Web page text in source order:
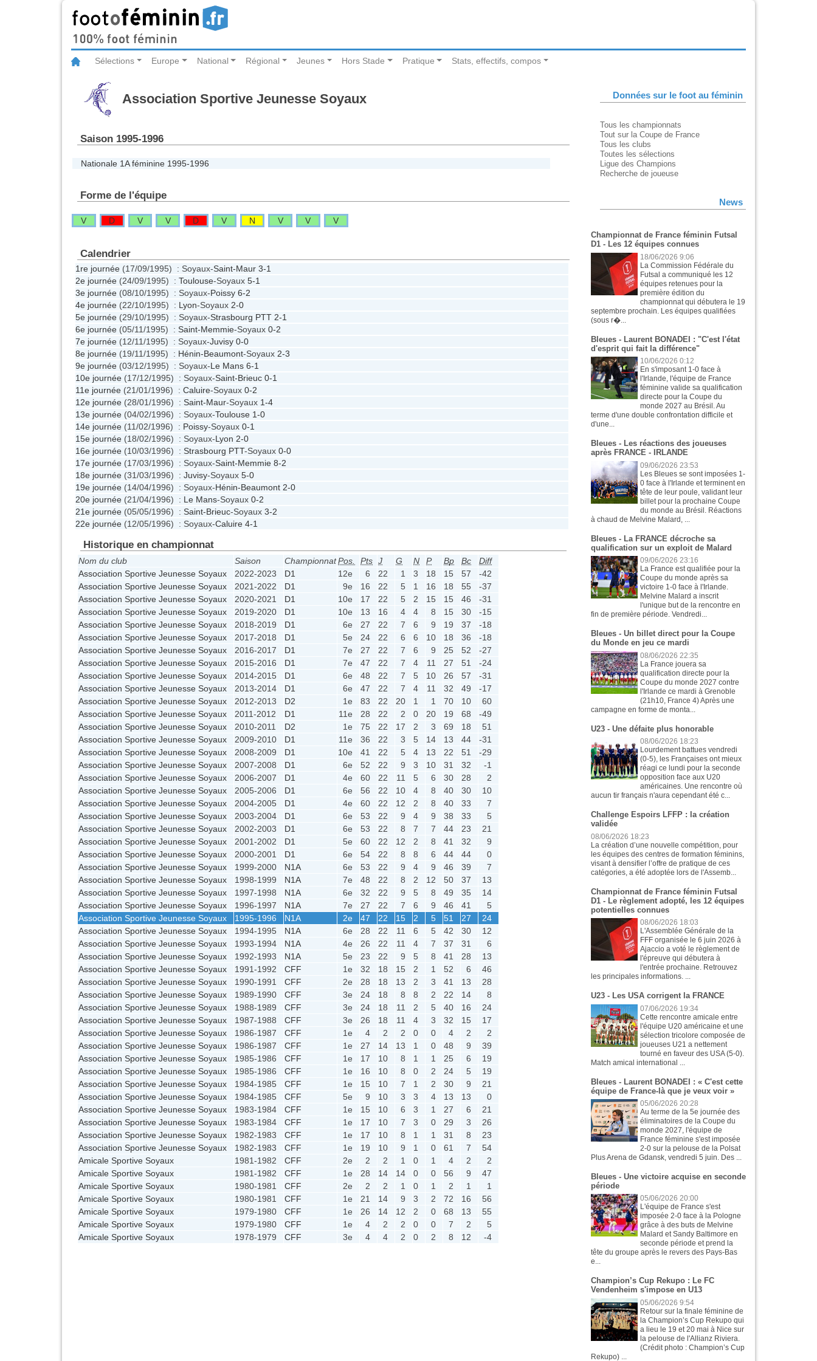
Sélections Europe National Régional Jeunes Hors Stade Pratique Stats, effectifs, compos
Association Sportive Jeunesse Soyaux
Saison 1995-1996
Nationale 1A féminine 1995-1996
Forme de l'équipe
V D V V D V N V V V
Calendrier
1re journée (17/09/1995) : Soyaux-Saint-Maur 3-1
2e journée (24/09/1995) : Toulouse-Soyaux 5-1
3e journée (08/10/1995) : Soyaux-Poissy 6-2
4e journée (22/10/1995) : Lyon-Soyaux 2-0
5e journée (29/10/1995) : Soyaux-Strasbourg PTT 2-1
6e journée (05/11/1995) : Saint-Memmie-Soyaux 0-2
7e journée (12/11/1995) : Soyaux-Juvisy 0-0
8e journée (19/11/1995) : Hénin-Beaumont-Soyaux 2-3
9e journée (03/12/1995) : Soyaux-Le Mans 6-1
10e journée (17/12/1995) : Soyaux-Saint-Brieuc 0-1
11e journée (21/01/1996) : Caluire-Soyaux 0-2
12e journée (28/01/1996) : Saint-Maur-Soyaux 1-4
13e journée (04/02/1996) : Soyaux-Toulouse 1-0
14e journée (11/02/1996) : Poissy-Soyaux 0-1
15e journée (18/02/1996) : Soyaux-Lyon 2-0
16e journée (10/03/1996) : Strasbourg PTT-Soyaux 0-0
17e journée (17/03/1996) : Soyaux-Saint-Memmie 8-2
18e journée (31/03/1996) : Juvisy-Soyaux 5-0
19e journée (14/04/1996) : Soyaux-Hénin-Beaumont 2-0
20e journée (21/04/1996) : Le Mans-Soyaux 0-2
21e journée (05/05/1996) : Saint-Brieuc-Soyaux 3-2
22e journée (12/05/1996) : Soyaux-Caluire 4-1
Historique en championnat
Nom du club Saison ChampionnatPos. Pts J G N P Bp Bc
Diff
Association Sportive Jeunesse Soyaux
2022-2023 D1 12e 6 22 1 3 18 15 57
-42
Association Sportive Jeunesse Soyaux
2021-2022 D1 9e 16 22 5 1 16 18 55
-37
Association Sportive Jeunesse Soyaux
2020-2021 D1 10e 17 22 5 2 15 15 46
-31
Association Sportive Jeunesse Soyaux
2019-2020 D1 10e 13 16 4 4 8 15 30
-15
Association Sportive Jeunesse Soyaux
2018-2019 D1 6e 27 22 7 6 9 19 37
-18
Association Sportive Jeunesse Soyaux
2017-2018 D1 5e 24 22 6 6 10 18 36
-18
Association Sportive Jeunesse Soyaux
2016-2017 D1 7e 27 22 7 6 9 25 52
-27
Association Sportive Jeunesse Soyaux
2015-2016 D1 7e 47 22 7 4 11 27 51
-24
Association Sportive Jeunesse Soyaux
2014-2015 D1 6e 48 22 7 5 10 26 57
-31
Association Sportive Jeunesse Soyaux
2013-2014 D1 6e 47 22 7 4 11 32 49
-17
Association Sportive Jeunesse Soyaux
2012-2013 D2 1e 83 22 20 1 1 70 10
60
Association Sportive Jeunesse Soyaux
2011-2012 D1 11e 28 22 2 0 20 19 68
-49
Association Sportive Jeunesse Soyaux
2010-2011 D2 1e 75 22 17 2 3 69 18
51
Association Sportive Jeunesse Soyaux
2009-2010 D1 11e 36 22 3 5 14 13 44
-31
Association Sportive Jeunesse Soyaux
2008-2009 D1 10e 41 22 5 4 13 22 51
-29
Association Sportive Jeunesse Soyaux
2007-2008 D1 6e 52 22 9 3 10 31 32
-1
Association Sportive Jeunesse Soyaux
2006-2007 D1 4e 60 22 11 5 6 30 28
2
Association Sportive Jeunesse Soyaux
2005-2006 D1 6e 56 22 10 4 8 40 30
10
Association Sportive Jeunesse Soyaux
2004-2005 D1 4e 60 22 12 2 8 40 33
7
Association Sportive Jeunesse Soyaux
2003-2004 D1 6e 53 22 9 4 9 38 33
5
Association Sportive Jeunesse Soyaux
2002-2003 D1 6e 53 22 8 7 7 44 23
21
Association Sportive Jeunesse Soyaux
2001-2002 D1 5e 60 22 12 2 8 41 32
9
Association Sportive Jeunesse Soyaux
2000-2001 D1 6e 54 22 8 8 6 44 44
0
Association Sportive Jeunesse Soyaux
1999-2000 N1A 6e 53 22 9 4 9 46 39
7
Association Sportive Jeunesse Soyaux
1998-1999 N1A 7e 48 22 8 2 12 50 37
13
Association Sportive Jeunesse Soyaux
1997-1998 N1A 6e 32 22 9 5 8 49 35
14
Association Sportive Jeunesse Soyaux
1996-1997 N1A 7e 27 22 7 6 9 46 41
5
Association Sportive Jeunesse Soyaux
1995-1996 N1A 2e 47 22 15 2 5 51 27
24
Association Sportive Jeunesse Soyaux
1994-1995 N1A 6e 28 22 11 6 5 42 30
12
Association Sportive Jeunesse Soyaux
1993-1994 N1A 4e 26 22 11 4 7 37 31
6
Association Sportive Jeunesse Soyaux
1992-1993 N1A 5e 23 22 9 5 8 41 28
13
Association Sportive Jeunesse Soyaux
1991-1992 CFF 1e 32 18 15 2 1 52 6
46
Association Sportive Jeunesse Soyaux
1990-1991 CFF 2e 28 18 13 2 3 41 13
28
Association Sportive Jeunesse Soyaux
1989-1990 CFF 3e 24 18 8 8 2 22 14
8
Association Sportive Jeunesse Soyaux
1988-1989 CFF 3e 24 18 11 2 5 40 16
24
Association Sportive Jeunesse Soyaux
1987-1988 CFF 3e 26 18 11 4 3 32 15
17
Association Sportive Jeunesse Soyaux
1986-1987 CFF 1e 4 2 2 0 0 4 2
2
Association Sportive Jeunesse Soyaux
1986-1987 CFF 1e 27 14 13 1 0 48 9
39
Association Sportive Jeunesse Soyaux
1985-1986 CFF 1e 17 10 8 1 1 25 6
19
Association Sportive Jeunesse Soyaux
1985-1986 CFF 1e 16 10 8 0 2 24 5
19
Association Sportive Jeunesse Soyaux
1984-1985 CFF 1e 15 10 7 1 2 30 9
21
Association Sportive Jeunesse Soyaux
1984-1985 CFF 5e 9 10 3 3 4 13 13
0
Association Sportive Jeunesse Soyaux
1983-1984 CFF 1e 15 10 6 3 1 27 6
21
Association Sportive Jeunesse Soyaux
1983-1984 CFF 1e 17 10 7 3 0 29 3
26
Association Sportive Jeunesse Soyaux
1982-1983 CFF 1e 17 10 8 1 1 31 8
23
Association Sportive Jeunesse Soyaux
1982-1983 CFF 1e 19 10 9 1 0 61 7
54
Amicale Sportive Soyaux
1981-1982 CFF 2e 2 2 1 0 1 4 2
2
Amicale Sportive Soyaux
1981-1982 CFF 1e 28 14 14 0 0 56 9
47
Amicale Sportive Soyaux
1980-1981 CFF 2e 2 2 1 0 1 2 1
1
Amicale Sportive Soyaux
1980-1981 CFF 1e 21 14 9 3 2 72 16
56
Amicale Sportive Soyaux
1979-1980 CFF 1e 26 14 12 2 0 68 13
55
Amicale Sportive Soyaux
1979-1980 CFF 1e 4 2 2 0 0 7 2
5
Amicale Sportive Soyaux
1978-1979 CFF 3e 4 4 2 0 2 8 12 -4
Données sur le foot au féminin
Tous les championnats
Tout sur la Coupe de France
Tous les clubs
Toutes les sélections
Ligue des Champions
Recherche de joueuse
News
Championnat de France féminin Futsal
D1 - Les 12 équipes connues
18/06/2026 9:06
La Commission Fédérale du
Futsal a communiqué les 12
équipes retenues pour la
première édition du
championnat qui débutera le 19
septembre prochain. Les équipes qualifiées
(sous r�...
Bleues - Laurent BONADEI : "C'est l'état
d'esprit qui fait la différence"
10/06/2026 0:12
En s'imposant 1-0 face à
l'Irlande, l'équipe de France
féminine valide sa qualification
directe pour la Coupe du
monde 2027 au Brésil. Au
terme d'une double confrontation difficile et
d'une...
Bleues - Les réactions des joueuses
après FRANCE - IRLANDE
09/06/2026 23:53
Les Bleues se sont imposées 1-
0 face à l'Irlande et terminent en
tête de leur poule, validant leur
billet pour la prochaine Coupe
du monde au Brésil. Réactions
à chaud de Melvine Malard, ...
Bleues - La FRANCE décroche sa
qualification sur un exploit de Malard
09/06/2026 23:16
La France est qualifiée pour la
Coupe du monde après sa
victoire 1-0 face à l'Irlande.
Melvine Malard a inscrit
l'unique but de la rencontre en
fin de première période. Vendredi...
Bleues - Un billet direct pour la Coupe
du Monde en jeu ce mardi
08/06/2026 22:35
La France jouera sa
qualification directe pour la
Coupe du monde 2027 contre
l'Irlande ce mardi à Grenoble
(21h10, France 4) Après une
campagne en forme de monta...
U23 - Une défaite plus honorable
08/06/2026 18:23
Lourdement battues vendredi
(0-5), les Françaises ont mieux
réagi ce lundi pour la seconde
opposition face aux U20
américaines. Une rencontre où
aucun tir français n'aura cependant été c...
Challenge Espoirs LFFP : la création
validée
08/06/2026 18:23
La création d’une nouvelle compétition, pour
les équipes des centres de formation féminins,
visant à densifier l’offre de pratique de ces
catégories, a été adoptée lors de l'Assemb...
Championnat de France féminin Futsal
D1 - Le règlement adopté, les 12 équipes
potentielles connues
08/06/2026 18:03
L'Assemblée Générale de la
FFF organisée le 6 juin 2026 à
Ajaccio a voté le règlement de
l'épreuve qui débutera à
l'entrée prochaine. Retrouvez
les principales informations. ...
U23 - Les USA corrigent la FRANCE
07/06/2026 19:34
Cette rencontre amicale entre
l'équipe U20 américaine et une
sélection tricolore composée de
joueuses U21 a nettement
tourné en faveur des USA (5-0).
Match amical international ...
Bleues - Laurent BONADEI : « C'est cette
équipe de France-là que je veux voir »
05/06/2026 20:28
Au terme de la 5e journée des
éliminatoires de la Coupe du
monde 2027, l'équipe de
France féminine s'est imposée
2-0 sur la pelouse de la Polsat
Plus Arena de Gdansk, vendredi 5 juin. Des ...
Bleues - Une victoire acquise en seconde
période
05/06/2026 20:00
L'équipe de France s'est
imposée 2-0 face à la Pologne
grâce à des buts de Melvine
Malard et Sandy Baltimore en
seconde période et prend la
tête du groupe après le revers des Pays-Bas
e...
Champion’s Cup Rekupo : Le FC
Vendenheim s'impose en U13
05/06/2026 9:54
Retour sur la finale féminine de
la Champion’s Cup Rekupo qui
a lieu le 19 et 20 mai à Nice sur
la pelouse de l'Allianz Riviera.
(Crédit photo : Champion’s Cup
Rekupo) ...